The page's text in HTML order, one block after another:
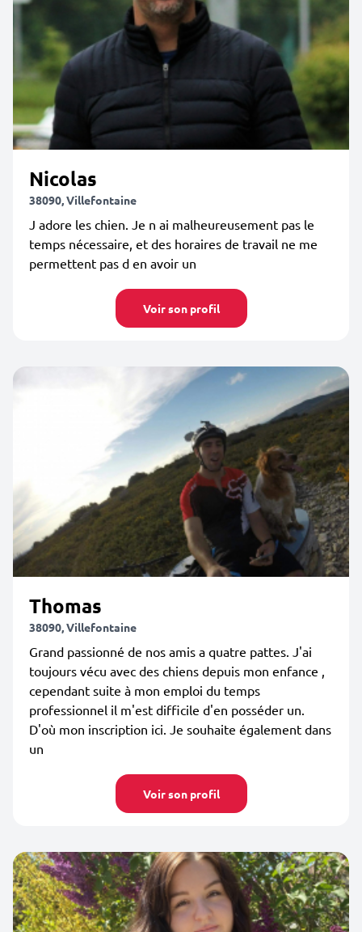
Nicolas
38090, Villefontaine
J adore les chien. Je n ai malheureusement pas le
temps nécessaire, et des horaires de travail ne me
permettent pas d en avoir un
Voir son profil
Thomas
38090, Villefontaine
Grand passionné de nos amis a quatre pattes. J'ai
toujours vécu avec des chiens depuis mon enfance ,
cependant suite à mon emploi du temps
professionnel il m'est difficile d'en posséder un.
D'où mon inscription ici. Je souhaite également dans
un
Voir son profil